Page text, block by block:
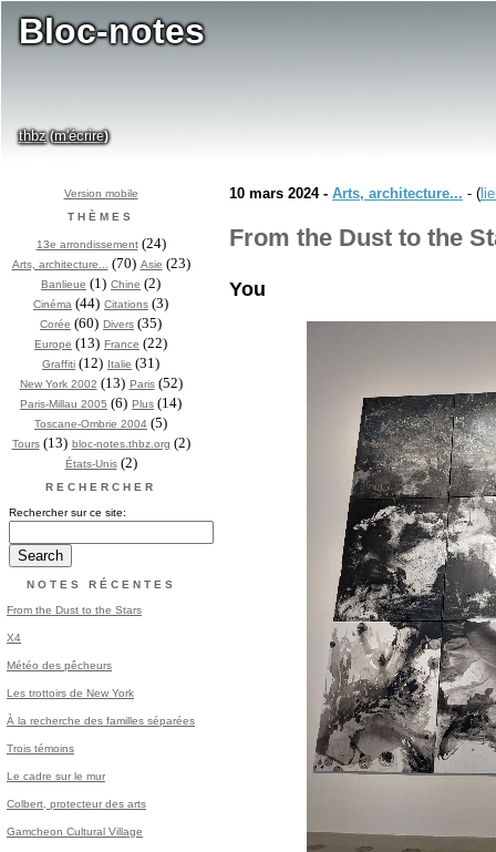
Bloc-notes
thbz(m'écrire)
Version mobile
THÈMES
13e arrondissement(24)
Arts, architecture... (70) Asie (23)
Banlieue (1) Chine (2)
Cinéma (44) Citations (3)
Corée (60) Divers (35)
Europe (13) France (22)
Graffiti (12) Italie (31)
New York 2002 (13) Paris(52)
Paris-Millau 2005 (6) Plus (14)
Toscane-Ombrie 2004 (5)
Tours(13) bloc-notes.thbz.org (2)
États-Unis(2)
RECHERCHER
Rechercher sur ce site:
NOTES RÉCENTES
From the Dust to the Stars
X4
Météo des pêcheurs
Les trottoirs de New York
À la recherche des familles séparées
Trois témoins
Le cadre sur le mur
Colbert, protecteur des arts
Gamcheon Cultural Village
10 mars 2024 - Arts, architecture... - (
From the Dust to the
You